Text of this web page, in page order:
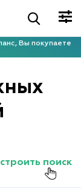
Вы покупаете
поиск